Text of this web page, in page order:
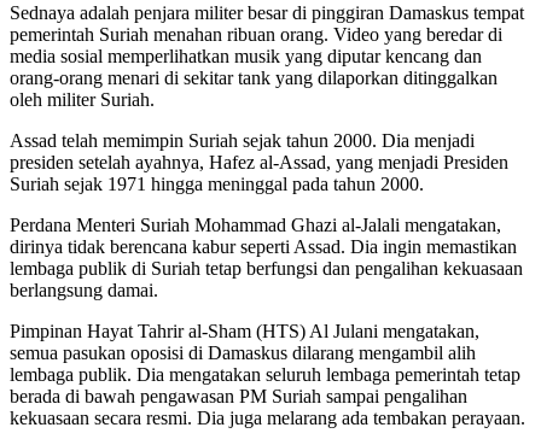
Sednaya adalah penjara militer besar di pinggiran Damaskus tempat
pemerintah Suriah menahan ribuan orang. Video yang beredar di
media sosial memperlihatkan musik yang diputar kencang dan
orang-orang menari di sekitar tank yang dilaporkan ditinggalkan
oleh militer Suriah.
Assad telah memimpin Suriah sejak tahun 2000. Dia menjadi
presiden setelah ayahnya, Hafez al-Assad, yang menjadi Presiden
Suriah sejak 1971 hingga meninggal pada tahun 2000.
Perdana Menteri Suriah Mohammad Ghazi al-Jalali mengatakan,
dirinya tidak berencana kabur seperti Assad. Dia ingin memastikan
lembaga publik di Suriah tetap berfungsi dan pengalihan kekuasaan
berlangsung damai.
Pimpinan Hayat Tahrir al-Sham (HTS) Al Julani mengatakan,
semua pasukan oposisi di Damaskus dilarang mengambil alih
lembaga publik. Dia mengatakan seluruh lembaga pemerintah tetap
berada di bawah pengawasan PM Suriah sampai pengalihan
kekuasaan secara resmi. Dia juga melarang ada tembakan perayaan.